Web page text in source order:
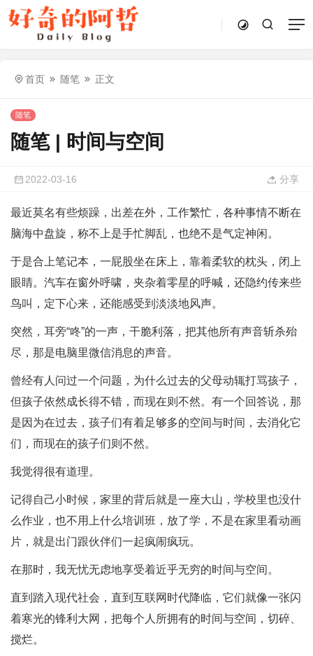
首页 随笔 正文
随笔
随笔 | 时间与空间
2022-03-16 分享
最近莫名有些烦躁，出差在外，工作繁忙，各种事情不断在
脑海中盘旋，称不上是手忙脚乱，也绝不是气定神闲。
于是合上笔记本，一屁股坐在床上，靠着柔软的枕头，闭上
眼睛。汽车在窗外呼啸，夹杂着零星的呼喊，还隐约传来些
鸟叫，定下心来，还能感受到淡淡地风声。
突然，耳旁“咚”的一声，干脆利落，把其他所有声音斩杀殆
尽，那是电脑里微信消息的声音。
曾经有人问过一个问题，为什么过去的父母动辄打骂孩子，
但孩子依然成长得不错，而现在则不然。有一个回答说，那
是因为在过去，孩子们有着足够多的空间与时间，去消化它
们，而现在的孩子们则不然。
我觉得很有道理。
记得自己小时候，家里的背后就是一座大山，学校里也没什
么作业，也不用上什么培训班，放了学，不是在家里看动画
片，就是出门跟伙伴们一起疯闹疯玩。
在那时，我无忧无虑地享受着近乎无穷的时间与空间。
直到踏入现代社会，直到互联网时代降临，它们就像一张闪
着寒光的锋利大网，把每个人所拥有的时间与空间，切碎、
搅烂。